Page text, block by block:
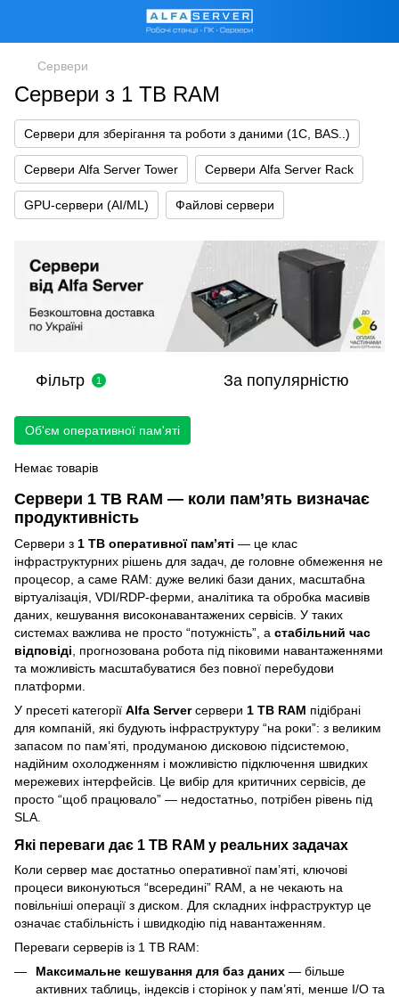
Сервери
Сервери з 1 TB RAM
Сервери для зберігання та роботи з даними (1С, BAS..)
Сервери Alfa Server Tower Сервери Alfa Server Rack
GPU-сервери (AI/ML) Файлові сервери
Фільтр 1 За популярністю
Об'єм оперативної пам'яті
Немає товарів
Сервери 1 TB RAM — коли пам’ять визначає
продуктивність
Сервери з 1 TB оперативної пам’яті — це клас
інфраструктурних рішень для задач, де головне обмеження не
процесор, а саме RAM: дуже великі бази даних, масштабна
віртуалізація, VDI/RDP-ферми, аналітика та обробка масивів
даних, кешування високонавантажених сервісів. У таких
системах важлива не просто “потужність”, а стабільний час
відповіді , прогнозована робота під піковими навантаженнями
та можливість масштабуватися без повної перебудови
платформи.
У пресеті категорії Alfa Serverсервери 1 TB RAM підібрані
для компаній, які будують інфраструктуру “на роки”: з великим
запасом по пам’яті, продуманою дисковою підсистемою,
надійним охолодженням і можливістю підключення швидких
мережевих інтерфейсів. Це вибір для критичних сервісів, де
просто “щоб працювало” — недостатньо, потрібен рівень під
SLA.
Які переваги дає 1 TB RAM у реальних задачах
Коли сервер має достатньо оперативної пам’яті, ключові
процеси виконуються “всередині” RAM, а не чекають на
повільніші операції з диском. Для складних інфраструктур це
означає стабільність і швидкодію під навантаженням.
Переваги серверів із 1 TB RAM:
Максимальне кешування для баз даних — більше
активних таблиць, індексів і сторінок у пам’яті, менше I/O та